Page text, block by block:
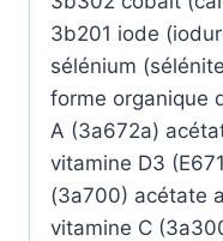
3b201 iode
sélénium
forme organique
A (3a672a)
vitamine D3
(3a700) acétate
vitamine C